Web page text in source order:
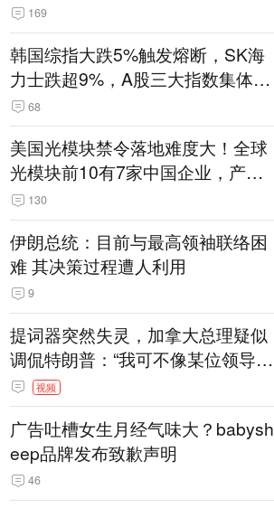
169
韩国综指大跌5%触发熔断，SK海
力士跌超9%，A股三大指数集体低
开 68
美国光模块禁令落地难度大！全球
光模块前10有7家中国企业，产业
界人士：想“脱钩”并不容易
130
伊朗总统：目前与最高领袖联络困
难 其决策过程遭人利用
9
提词器突然失灵，加拿大总理疑似
调侃特朗普：“我可不像某位领导
人，把这当成一场阴谋”，全场哄笑
视频
广告吐槽女生月经气味大？babysh
eep品牌发布致歉声明
46